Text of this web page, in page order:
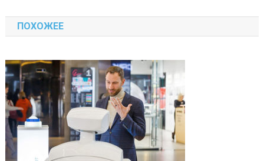
по
записям
ПОХОЖЕЕ